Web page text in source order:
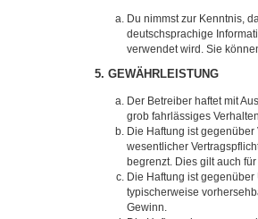
Du nimmst zur Kenntnis,
deutschsprachige
verwendet wird. Sie
5. GEWÄHRLEISTUNG
Der Betreiber haftet mit
grob fahrlässiges
Die Haftung ist
wesentlicher
begrenzt. Dies gilt auch
Die Haftung ist
typischerweise
Gewinn.